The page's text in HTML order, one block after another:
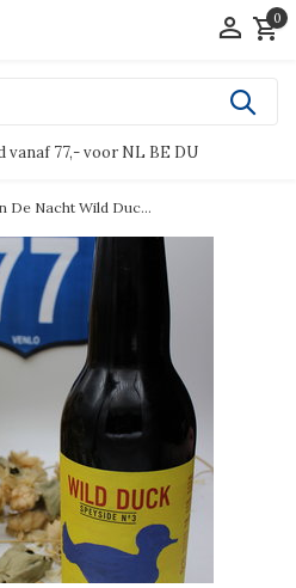
0
vanaf 77,- voor NL BE DU
De Nacht Wild Duc...